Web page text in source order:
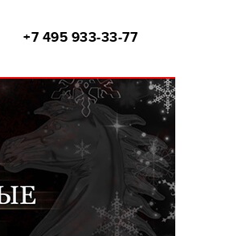
+7 495 933-33-77